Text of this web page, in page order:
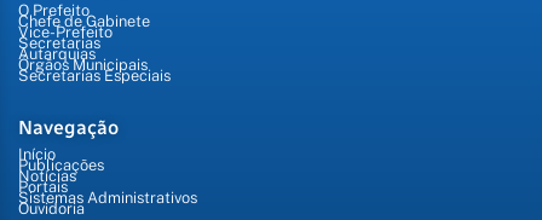
O Prefeito
Chefe de Gabinete
Vice-Prefeito
Secretarias
Autarquias
Órgãos Municipais
Secretarias Especiais
Navegação
Início
Publicações
Notícias
Portais
Sistemas Administrativos
Ouvidoria